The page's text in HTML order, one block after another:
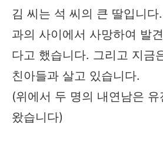
김 씨는 석 씨의 큰 딸입니다
과의 사이에서 사망하여 발
다고 했습니다. 그리고 지금
친아들과 살고 있습니다.
(위에서 두 명의 내연남은
왔습니다)